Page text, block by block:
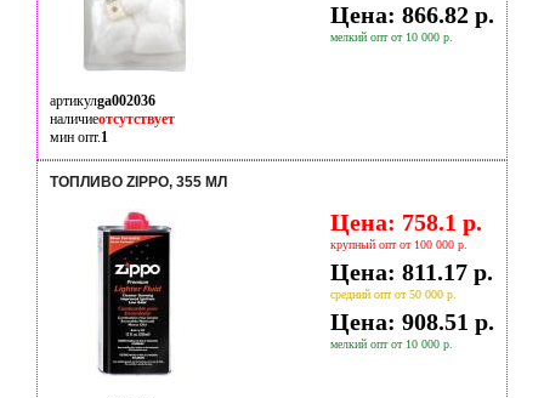
Цена: 866.82 р.
мелкий опт от 10 000 р.
артикулga002036
наличиеотсутствует
мин опт.1
ТОПЛИВО ZIPPO, 355 МЛ
Цена: 758.1 р.
крупный опт от 100 000 р.
Цена: 811.17 р.
средний опт от 50 000 р.
Цена: 908.51 р.
мелкий опт от 10 000 р.